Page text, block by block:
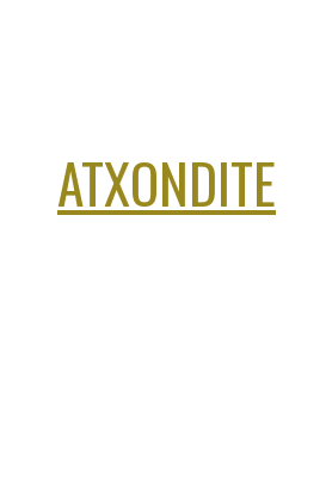
ATXONDITE